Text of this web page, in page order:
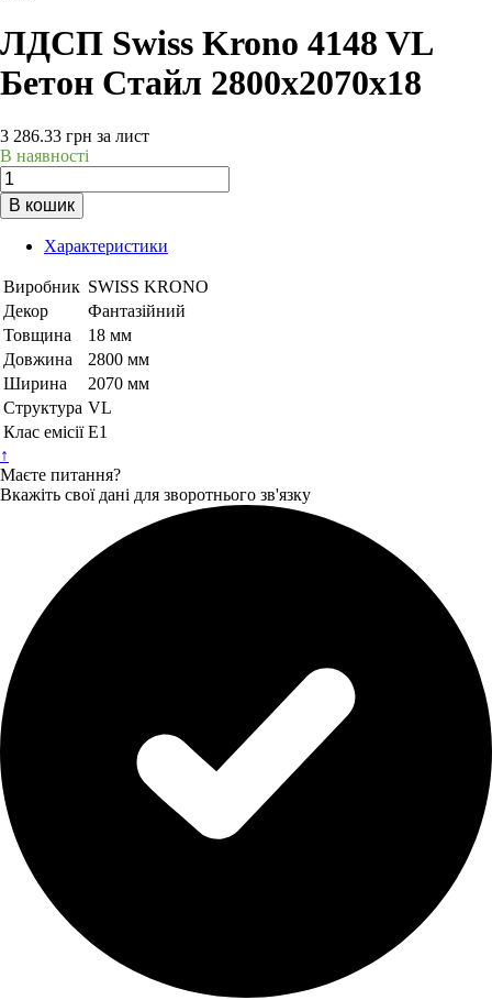
ЛДСП Swiss Krono 4148 VL
Бетон Стайл 2800х2070х18
3 286.33 грн за лист
В наявності
В кошик
Характеристики
Виробник SWISS KRONO
Декор
Фантазійний
Товщина
18 мм
Довжина
2800 мм
Ширина
2070 мм
Структура VL
Клас емісії Е1
↑
Маєте питання?
Вкажіть свої дані для зворотнього зв'язку